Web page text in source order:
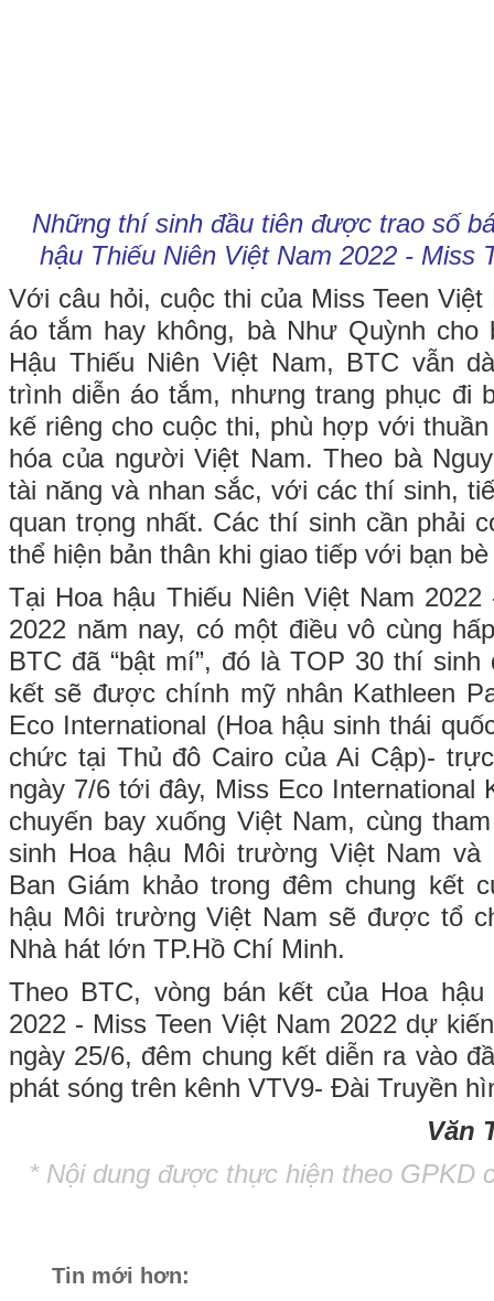
Những thí sinh đầu tiên được trao số
hậu Thiếu Niên Việt Nam 2022 - Miss
Với câu hỏi, cuộc thi của Miss Teen
áo tắm hay không, bà Như Quỳnh cho
Hậu Thiếu Niên Việt Nam, BTC vẫn
trình diễn áo tắm, nhưng trang phục đi
kế riêng cho cuộc thi, phù hợp với
hóa của người Việt Nam. Theo bà
tài năng và nhan sắc, với các thí sinh,
quan trọng nhất. Các thí sinh cần phải
thể hiện bản thân khi giao tiếp với bạn
Tại Hoa hậu Thiếu Niên Việt Nam
2022 năm nay, có một điều vô cùng
BTC đã “bật mí”, đó là TOP 30 thí
kết sẽ được chính mỹ nhân Kathleen
Eco International (Hoa hậu sinh thái
chức tại Thủ đô Cairo của Ai Cập)-
ngày 7/6 tới đây, Miss Eco International
chuyến bay xuống Việt Nam, cùng
sinh Hoa hậu Môi trường Việt Nam
Ban Giám khảo trong đêm chung kết
hậu Môi trường Việt Nam sẽ được tổ
Nhà hát lớn TP.Hồ Chí Minh.
Theo BTC, vòng bán kết của Hoa
2022 - Miss Teen Việt Nam 2022 dự
ngày 25/6, đêm chung kết diễn ra vào
phát sóng trên kênh VTV9- Đài Truyền
Văn
* Nội dung được thực hiện theo GPKD
Tin mới hơn: